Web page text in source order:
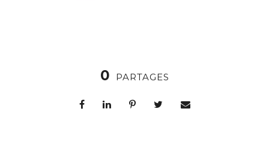
0 PARTAGES